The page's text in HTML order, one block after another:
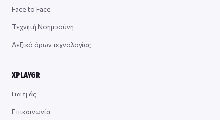
Face to Face
Τεχνητή Νοημοσύνη
Λεξικό όρων τεχνολογίας
XPLAYGR
Για εμάς
Επικοινωνία